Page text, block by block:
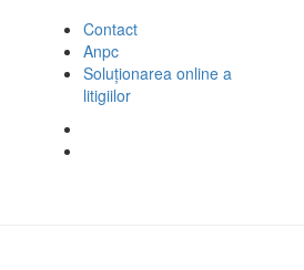
Contact
Anpc
Soluționarea online a
litigiilor